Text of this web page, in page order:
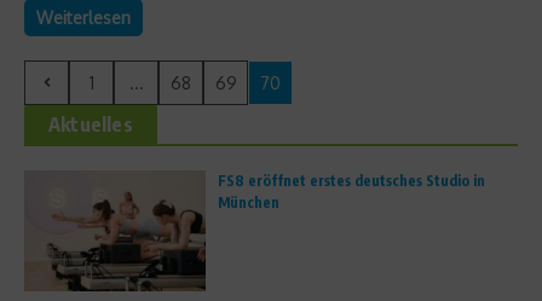
Weiterlesen
1 ... 68 69 70
Aktuelles
FS8 eröffnet erstes deutsches Studio in
München